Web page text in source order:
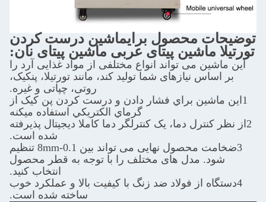
توضیحات محصول برایماشین درست کردن
تورتیلا ماشین پیتای عربی ماشین پیتای نان:
این ماشین می تواند انواع مختلفی از مواد غذایی آرد را
بر اساس نیازهای شما تولید کند، مانند تورتیلا، پنکیک،
روتی، چپاتی و غیره.
1اين ماشين براي فشار دادن و درست کردن پن کيک از
گرماي الکتريکي استفاده ميکنه
2از نظر کنترل دما، یک کنترلگر دما کاملا دیجیتال پذیرفته
شده است.
3ضخامت محصول نهایی می تواند بین 0.1-8mm تنظیم
شود. مدل های مختلف را با توجه به قطر محصول
انتخاب کنید.
4دستگاه از فولاد ضد زنگ با کیفیت بالا و عملکرد خوب
ساخته شده است.